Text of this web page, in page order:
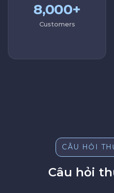
8,000+
Customers
CÂU HỎI
Câu hỏi